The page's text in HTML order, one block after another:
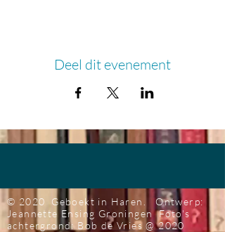
Deel dit evenement
© 2020 Geboekt in Haren.Ontwerp:
Jeannette Ensing GroningenFoto's
achtergrond: Bob de Vries@ 2020